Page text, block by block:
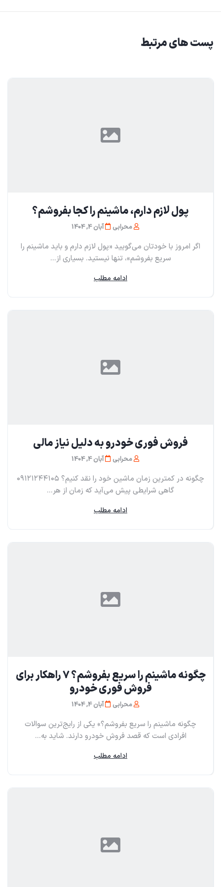
پست های مرتبط
پول لازم دارم، ماشینم را کجا بفروشم؟
محرابی آبان 4, 1404
اگر امروز با خودتان می‌گویید «پول لازم دارم و باید ماشینم را
سریع بفروشم»، تنها نیستید. بسیاری از...
ادامه مطلب
فروش فوری خودرو به دلیل نیاز مالی
محرابی آبان 4, 1404
چگونه در کمترین زمان ماشین خود را نقد کنیم؟ ۰۹۱۲۱۲۴۴۱۰۵
گاهی شرایطی پیش می‌آید که زمان از هر...
ادامه مطلب
چگونه ماشینم را سریع بفروشم؟ ۷ راهکار برای
فروش فوری خودرو
محرابی آبان 4, 1404
چگونه ماشینم را سریع بفروشم؟» یکی از رایج‌ترین سوالات
افرادی است که قصد فروش خودرو دارند. شاید به...
ادامه مطلب